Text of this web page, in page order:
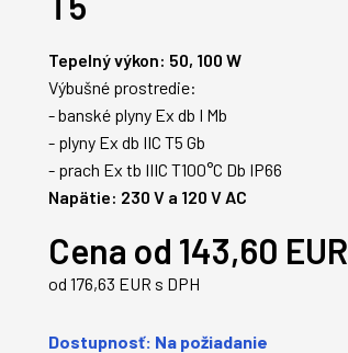
Tepelný výkon: 50, 100 W
Výbušné prostredie:
- banské plyny Ex db I Mb
- plyny Ex db IIC T5 Gb
- prach Ex tb IIIC T100°C Db IP66
Napätie: 230 V a 120 V AC
Cena od 143,60 EUR
od 176,63 EUR s DPH
Dostupnosť: Na požiadanie